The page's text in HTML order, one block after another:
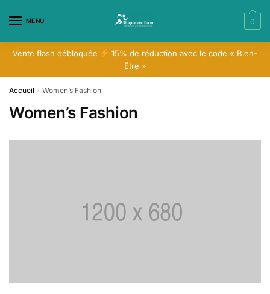
MENU 0
Vente flash débloquée
15% de réduction avec le code « Bien-
Être »
Accueil / Women’s Fashion
Women’s Fashion